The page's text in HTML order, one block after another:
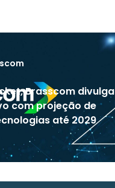
Brasscom divulga
com projeção de
até 2029